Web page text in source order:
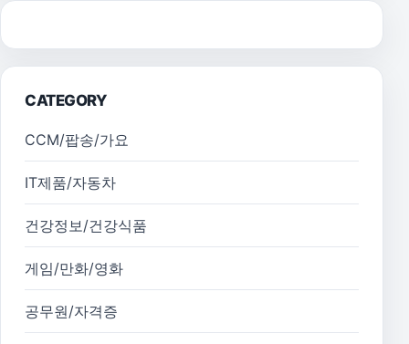
CATEGORY
CCM/팝송/가요
IT제품/자동차
건강정보/건강식품
게임/만화/영화
공무원/자격증